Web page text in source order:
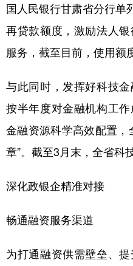
国人民银行甘肃省分行单
再贷款额度，激励法人
服务，截至目前，使用额
与此同时，发挥好科技
按半年度对金融机构工
金融资源科学高效配置，
章”。截至3月末，全省科
深化政银企精准对接
畅通融资服务渠道
为打通融资供需壁垒、